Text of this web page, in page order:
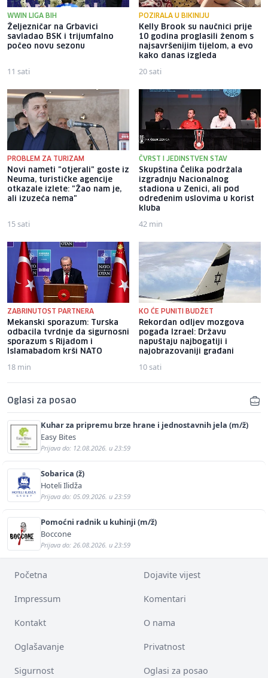
WWIN LIGA BIH
Željezničar na Grbavici
savladao BSK i trijumfalno
počeo novu sezonu
11 sati
POZIRALA U BIKINIJU
Kelly Brook su naučnici prije
10 godina proglasili ženom s
najsavršenijim tijelom, a evo
kako danas izgleda
20 sati
PROBLEM ZA TURIZAM
Novi nameti "otjerali" goste iz
Neuma, turističke agencije
otkazale izlete: "Žao nam je,
ali izuzeća nema"
15 sati
ČVRST I JEDINSTVEN STAV
Skupština Čelika podržala
izgradnju Nacionalnog
stadiona u Zenici, ali pod
određenim uslovima u korist
kluba
42 min
ZABRINUTOST PARTNERA
Mekanski sporazum: Turska
odbacila tvrdnje da sigurnosni
sporazum s Rijadom i
Islamabadom krši NATO
18 min
KO ĆE PUNITI BUDŽET
Rekordan odljev mozgova
pogađa Izrael: Državu
napuštaju najbogatiji i
najobrazovaniji građani
10 sati
Oglasi za posao
Kuhar za pripremu brze hrane i jednostavnih jela (m/ž)
Easy Bites
Prijava do: 12.08.2026. u 23:59
Sobarica (ž)
Hoteli Ilidža
Prijava do: 05.09.2026. u 23:59
Pomoćni radnik u kuhinji (m/ž)
Boccone
Prijava do: 26.08.2026. u 23:59
Početna Dojavite vijest
Impressum Komentari
Kontakt O nama
Oglašavanje Privatnost
Sigurnost Oglasi za posao